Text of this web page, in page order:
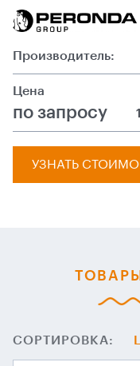
Производитель:
Цена
по запросу
УЗНАТЬ
СОРТИРОВКА: